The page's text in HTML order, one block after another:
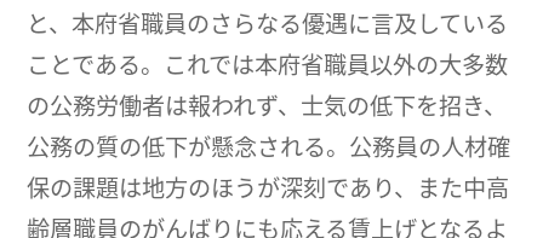
と、本府省職員のさらなる優遇に言及している
ことである。これでは本府省職員以外の大多数
の公務労働者は報われず、士気の低下を招き、
公務の質の低下が懸念される。公務員の人材確
保の課題は地方のほうが深刻であり、また中高
齢層職員のがんばりにも応える賃上げとなるよ